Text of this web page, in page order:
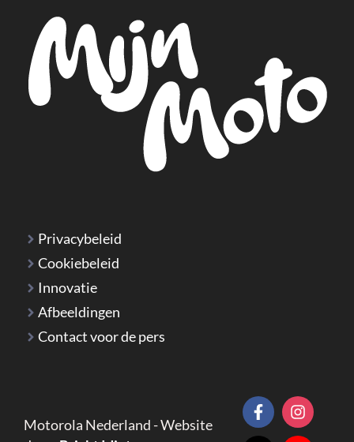
Privacybeleid
Cookiebeleid
Innovatie
Afbeeldingen
Contact voor de pers
Motorola Nederland - Website